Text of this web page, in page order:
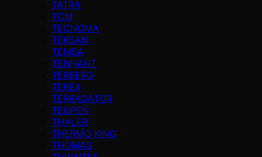
TATRA
TCM
TECNOMA
TEKSAN
TEMSA
TENNANT
TERBERG
TEREX
TERRAGATOR
TEUPEN
THALER
THERMO KING
THOMAS